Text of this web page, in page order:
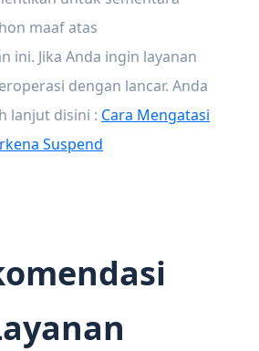
maaf atas
ini. Jika Anda ingin layanan
dengan lancar. Anda
lanjut disini : Cara Mengatasi
Suspend